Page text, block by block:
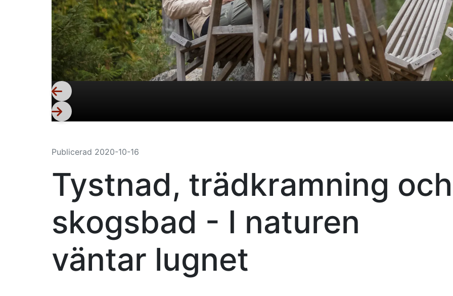
Publicerad 2020-10-16
Tystnad, trädkramning och
skogsbad - I naturen
väntar lugnet